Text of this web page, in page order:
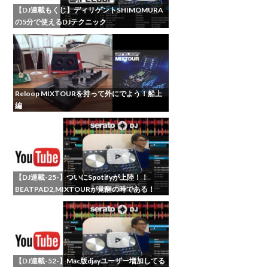
【DJ連載もくじ】ディリゲントSHIMOMURA
の5分で使えるDJテクニック
Reloop MIXTOURを持って外にでよう！船上
編
【DJ連載-25-】ついにSpotifyが上陸！！
BEATPAD2,MIXTOURが覚醒の時である！
【DJ連載-52-】Mac版djayユーザー増加してる